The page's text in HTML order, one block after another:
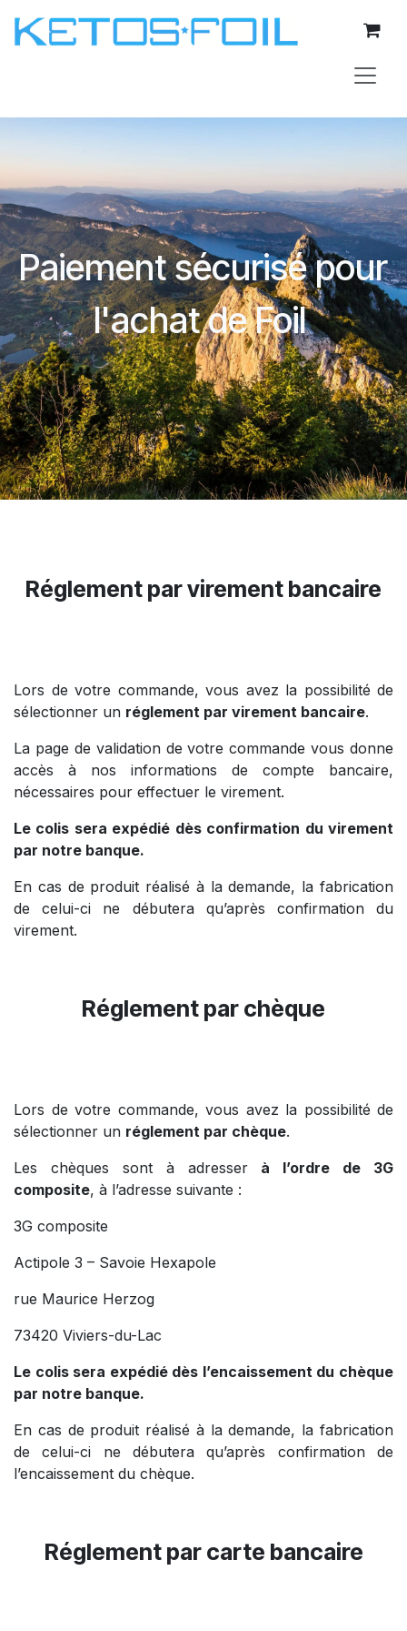
Paiement sécurisé pour
l'achat de Foil
Réglement par virement bancaire
Lors de votre commande, vous avez la possibilité de
sélectionner un réglement par virement bancaire.
La page de validation de votre commande vous donne
accès à nos informations de compte bancaire,
nécessaires pour effectuer le virement.
Le colis sera expédié dès confirmation du virement
par notre banque.
En cas de produit réalisé à la demande, la fabrication
de celui-ci ne débutera qu’après confirmation du
virement.
Réglement par chèque
Lors de votre commande, vous avez la possibilité de
sélectionner un réglement par chèque.
Les chèques sont à adresser à l’ordre de 3G
composite, à l’adresse suivante :
3G composite
Actipole 3 – Savoie Hexapole
rue Maurice Herzog
73420 Viviers-du-Lac
Le colis sera expédié dès l’encaissement du chèque
par notre banque.
En cas de produit réalisé à la demande, la fabrication
de celui-ci ne débutera qu’après confirmation de
l’encaissement du chèque.
Réglement par carte bancaire